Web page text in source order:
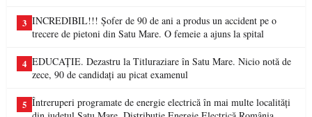
3 INCREDIBIL!!! Șofer de 90 de ani a produs un accident pe o
trecere de pietoni din Satu Mare. O femeie a ajuns la spital
4 EDUCAȚIE. Dezastru la Titluraziare în Satu Mare. Nicio notă de
zece, 90 de candidați au picat examenul
5 Întreruperi programate de energie electrică în mai multe localități